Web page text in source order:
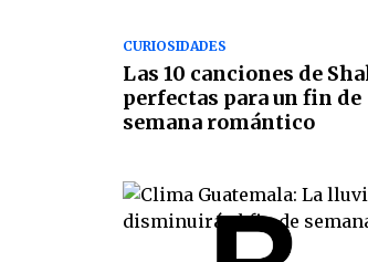
CURIOSIDADES
Las 10 canciones de
perfectas para un fin de
semana romántico